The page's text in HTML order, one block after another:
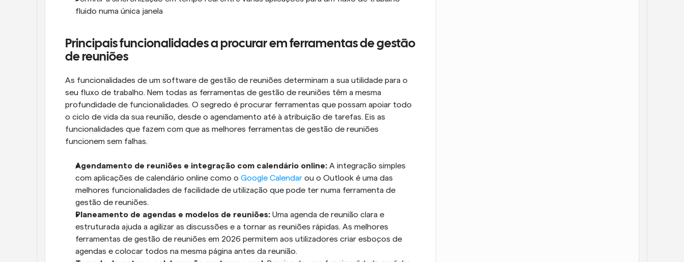
fluido numa única janela
Principais funcionalidades a procurar em ferramentas de gestão
de reuniões
As funcionalidades de um software de gestão de reuniões determinam a sua utilidade para o
seu fluxo de trabalho. Nem todas as ferramentas de gestão de reuniões têm a mesma
profundidade de funcionalidades. O segredo é procurar ferramentas que possam apoiar todo
o ciclo de vida da sua reunião, desde o agendamento até à atribuição de tarefas. Eis as
funcionalidades que fazem com que as melhores ferramentas de gestão de reuniões
funcionem sem falhas.
Agendamento de reuniões e integração com calendário online: A integração simples
com aplicações de calendário online como o Google Calendar ou o Outlook é uma das
melhores funcionalidades de facilidade de utilização que pode ter numa ferramenta de
gestão de reuniões.
Planeamento de agendas e modelos de reuniões: Uma agenda de reunião clara e
estruturada ajuda a agilizar as discussões e a tornar as reuniões rápidas. As melhores
ferramentas de gestão de reuniões em 2026 permitem aos utilizadores criar esboços de
agendas e colocar todos na mesma página antes da reunião.